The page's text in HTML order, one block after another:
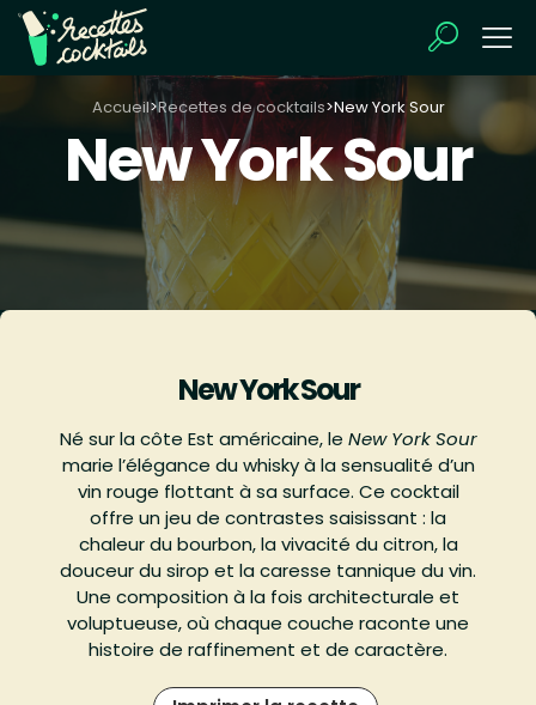
Accueil>Recettes de cocktails>New York Sour
New York Sour
New York Sour
Né sur la côte Est américaine, le New York Sour
marie l’élégance du whisky à la sensualité d’un
vin rouge flottant à sa surface. Ce cocktail
offre un jeu de contrastes saisissant : la
chaleur du bourbon, la vivacité du citron, la
douceur du sirop et la caresse tannique du vin.
Une composition à la fois architecturale et
voluptueuse, où chaque couche raconte une
histoire de raffinement et de caractère.